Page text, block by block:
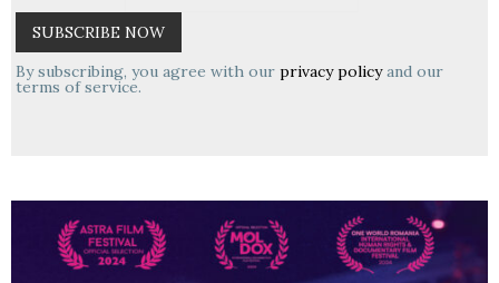
By subscribing, you agree with our privacy policyand our
terms of service.